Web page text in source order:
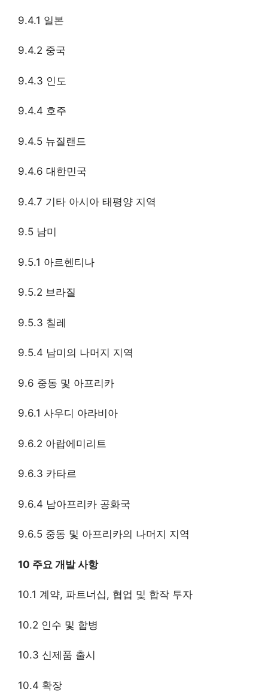
9.4.1 일본
9.4.2 중국
9.4.3 인도
9.4.4 호주
9.4.5 뉴질랜드
9.4.6 대한민국
9.4.7 기타 아시아 태평양 지역
9.5 남미
9.5.1 아르헨티나
9.5.2 브라질
9.5.3 칠레
9.5.4 남미의 나머지 지역
9.6 중동 및 아프리카
9.6.1 사우디 아라비아
9.6.2 아랍에미리트
9.6.3 카타르
9.6.4 남아프리카 공화국
9.6.5 중동 및 아프리카의 나머지 지역
10 주요 개발 사항
10.1 계약, 파트너십, 협업 및 합작 투자
10.2 인수 및 합병
10.3 신제품 출시
10.4 확장